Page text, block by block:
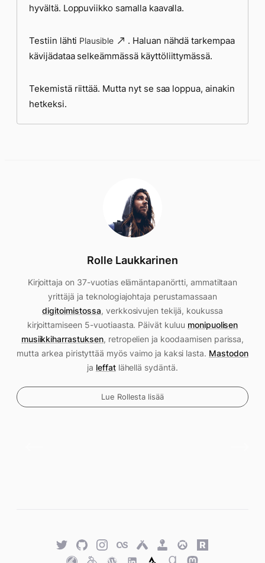
hyvältä. Loppuviikko samalla kaavalla.
Testiin lähti Plausible
. Haluan nähdä tarkempaa
kävijädataa selkeämmässä käyttöliittymässä.
Tekemistä riittää. Mutta nyt se saa loppua, ainakin
hetkeksi.
Rolle Laukkarinen
Kirjoittaja on 37-vuotias elämäntapanörtti, ammatiltaan
yrittäjä ja teknologiajohtaja perustamassaan
digitoimistossa, verkkosivujen tekijä, koukussa
kirjoittamiseen 5-vuotiaasta. Päivät kuluu monipuolisen
musiikkiharrastuksen, retropelien ja koodaamisen parissa,
mutta arkea piristyttää myös vaimo ja kaksi lasta. Mastodon
ja leffatlähellä sydäntä.
Lue Rollesta lisää
TwitterGitHubTwitterLast.fmUntappd
Retro
Achievements
Overwatch
Rawg.io